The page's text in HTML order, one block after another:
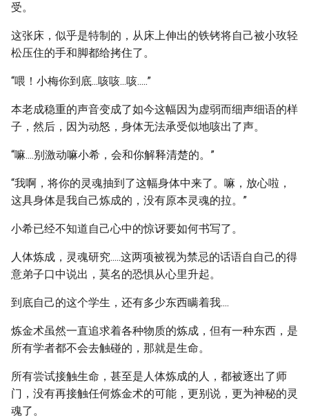
受。
这张床，似乎是特制的，从床上伸出的铁铐将自己被小玫轻
松压住的手和脚都给拷住了。
“喂！小梅你到底...咳咳...咳.....”
本老成稳重的声音变成了如今这幅因为虚弱而细声细语的样
子，然后，因为动怒，身体无法承受似地咳出了声。
“嘛....别激动嘛小希，会和你解释清楚的。”
“我啊，将你的灵魂抽到了这幅身体中来了。嘛，放心啦，
这具身体是我自己炼成的，没有原本灵魂的拉。”
小希已经不知道自己心中的惊讶要如何书写了。
人体炼成，灵魂研究.....这两项被视为禁忌的话语自自己的得
意弟子口中说出，莫名的恐惧从心里升起。
到底自己的这个学生，还有多少东西瞒着我....
炼金术虽然一直追求着各种物质的炼成，但有一种东西，是
所有学者都不会去触碰的，那就是生命。
所有尝试接触生命，甚至是人体炼成的人，都被逐出了师
门，没有再接触任何炼金术的可能，更别说，更为神秘的灵
魂了。